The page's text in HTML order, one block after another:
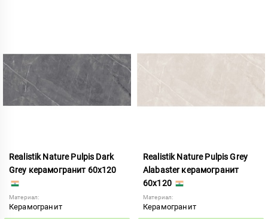
Realistik Nature Pulpis Dark
Grey керамогранит 60x120
Материал:
Керамогранит
Realistik Nature Pulpis Grey
Alabaster керамогранит
60x120
Материал:
Керамогранит